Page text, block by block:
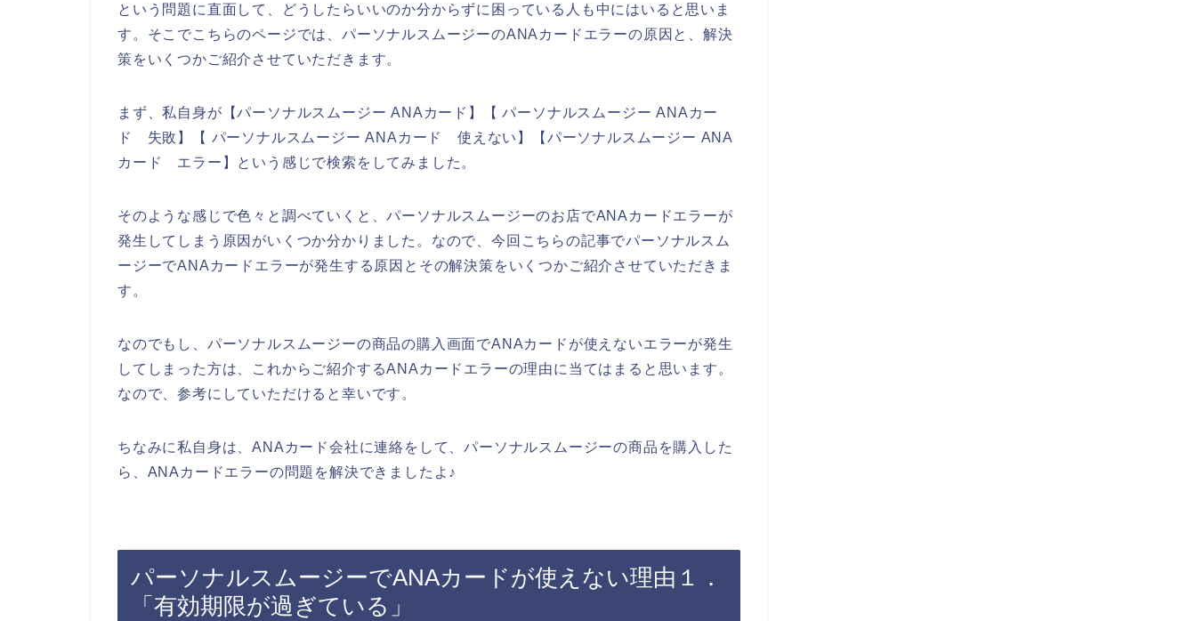
という問題に直面して、どうしたらいいのか分からずに困っている人も中にはいると思いま
す。そこでこちらのページでは、パーソナルスムージーのANAカードエラーの原因と、解決
策をいくつかご紹介させていただきます。
まず、私自身が【パーソナルスムージー ANAカード】【 パーソナルスムージー ANAカー
ド 失敗】【 パーソナルスムージー ANAカード 使えない】【パーソナルスムージー ANA
カード エラー】という感じで検索をしてみました。
そのような感じで色々と調べていくと、パーソナルスムージーのお店でANAカードエラーが
発生してしまう原因がいくつか分かりました。なので、今回こちらの記事でパーソナルスム
ージーでANAカードエラーが発生する原因とその解決策をいくつかご紹介させていただきま
す。
なのでもし、パーソナルスムージーの商品の購入画面でANAカードが使えないエラーが発生
してしまった方は、これからご紹介するANAカードエラーの理由に当てはまると思います。
なので、参考にしていただけると幸いです。
ちなみに私自身は、ANAカード会社に連絡をして、パーソナルスムージーの商品を購入した
ら、ANAカードエラーの問題を解決できましたよ♪
パーソナルスムージーでANAカードが使えない理由１．
「有効期限が過ぎている」